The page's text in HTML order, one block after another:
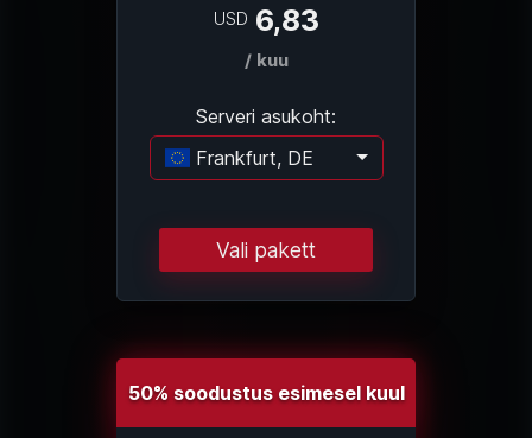
USD 6,83
/ kuu
Serveri asukoht:
Frankfurt, DE
Laadimine...
Vali pakett
50% soodustus esimesel kuul